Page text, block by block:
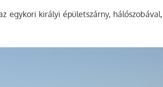
egykori királyi épületszárny,